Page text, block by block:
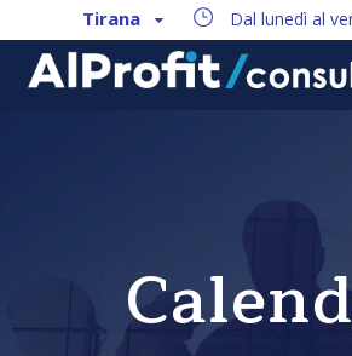
Tirana Dal lunedì al